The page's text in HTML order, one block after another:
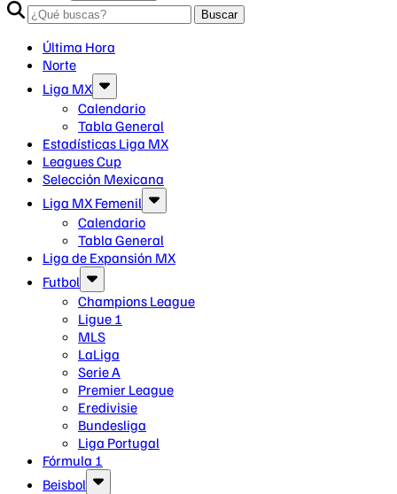
Buscar
Última Hora
Norte
Liga MX
Calendario
Tabla General
Estadísticas Liga MX
Leagues Cup
Selección Mexicana
Liga MX Femenil
Calendario
Tabla General
Liga de Expansión MX
Futbol
Champions League
Ligue 1
MLS
LaLiga
Serie A
Premier League
Eredivisie
Bundesliga
Liga Portugal
Fórmula 1
Beisbol